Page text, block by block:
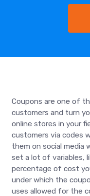
Coupons are one of
customers and turn
online stores in your
customers via codes
them on social media
set a lot of variables,
percentage of cost
under which the
uses allowed for the